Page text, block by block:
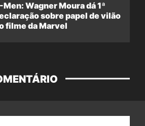
Men: Wagner Moura dá 1ª
sobre papel de vilão
filme da Marvel